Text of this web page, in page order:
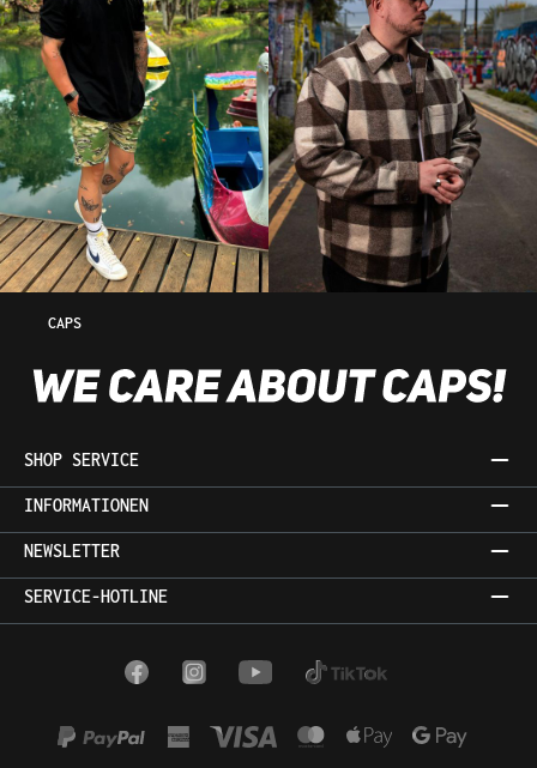
CAPS
SHOP SERVICE
INFORMATIONEN
NEWSLETTER
SERVICE-HOTLINE